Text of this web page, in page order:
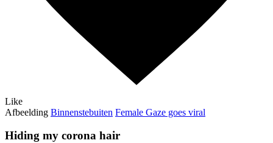
Like
Afbeelding Binnenstebuiten Female Gaze goes viral
Hiding my corona hair